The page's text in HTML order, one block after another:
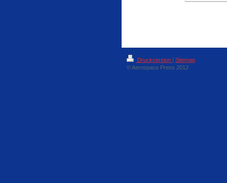
Druckversion | Sitemap
© Aerospace Press 2012